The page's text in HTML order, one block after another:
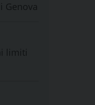
Genova
limiti